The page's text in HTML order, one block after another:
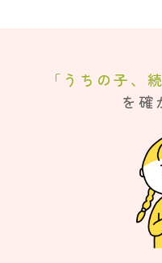
「うちの子、
を確